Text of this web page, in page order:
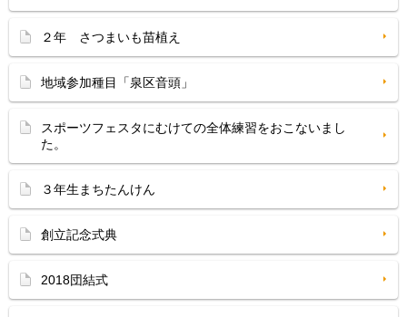
２年 さつまいも苗植え
地域参加種目「泉区音頭」
スポーツフェスタにむけての全体練習をおこないまし
た。
３年生まちたんけん
創立記念式典
2018団結式